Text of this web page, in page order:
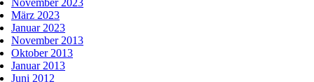
März 2023
Januar 2023
November 2013
Oktober 2013
Januar 2013
Juni 2012